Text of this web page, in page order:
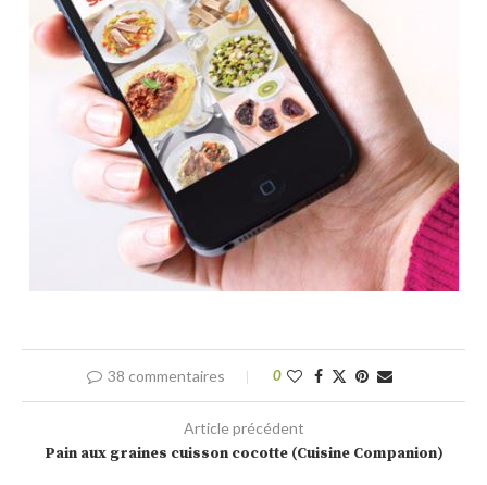
38 commentaires 0
Article précédent
Pain aux graines cuisson cocotte (Cuisine Companion)